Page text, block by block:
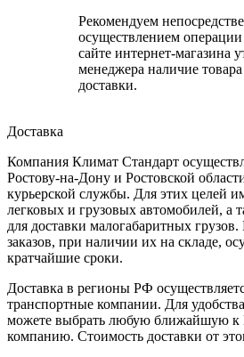
Рекомендуем
осуществлением
сайте интернет-магазина
менеджера наличие
доставки.
Доставка
Компания Климат Стандарт
Ростову-на-Дону и Ростовской
курьерской службы. Для этих целей
легковых и грузовых автомобилей, а
для доставки малогабаритных
заказов, при наличии их на складе,
кратчайшие сроки.
Доставка в регионы РФ
транспортные компании. Для
можете выбрать любую ближайшую к
компанию. Стоимость доставки от